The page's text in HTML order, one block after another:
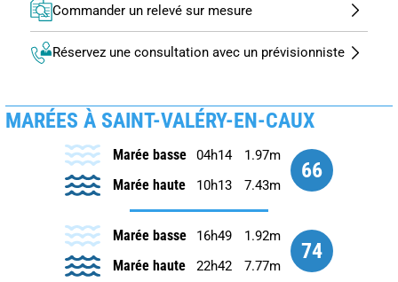
Commander un relevé sur mesure
Réservez une consultation avec un prévisionniste
MARÉES À SAINT-VALÉRY-EN-CAUX
66
Marée basse 04h14 1.97m
Marée haute 10h13 7.43m
74
Marée basse 16h49 1.92m
Marée haute 22h42 7.77m